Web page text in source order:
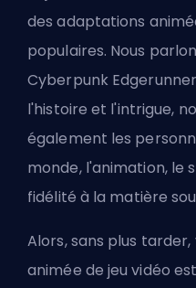
des adaptations
populaires. Nous
Cyberpunk
l'histoire et l'intrigue,
également les
monde, l'animation, le
fidélité à la matière
Alors, sans plus
animée de jeu vidéo